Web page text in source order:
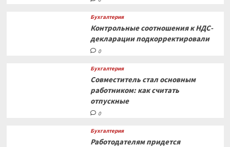
Бухгалтерия
Контрольные соотношения к НДС-
декларации подкорректировали
0
Бухгалтерия
Совместитель стал основным
работником: как считать
отпускные
0
Бухгалтерия
Работодателям придется